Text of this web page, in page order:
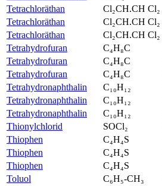
Tetrachloräthan
Cl₂CH.CH Cl₂
Tetrachloräthan
Cl₂CH.CH Cl₂
Tetrachloräthan
Cl₂CH.CH Cl₂
Tetrahydrofuran
C₄H₈C
Tetrahydrofuran
C₄H₈C
Tetrahydrofuran
C₄H₈C
Tetrahydronaphthalin
C₁₀H₁₂
Tetrahydronaphthalin
C₁₀H₁₂
Tetrahydronaphthalin
C₁₀H₁₂
Thionylchlorid
SOCl₂
Thiophen
C₄H₄S
Thiophen
C₄H₄S
Thiophen
C₄H₄S
Toluol
C₆H₅-CH₃